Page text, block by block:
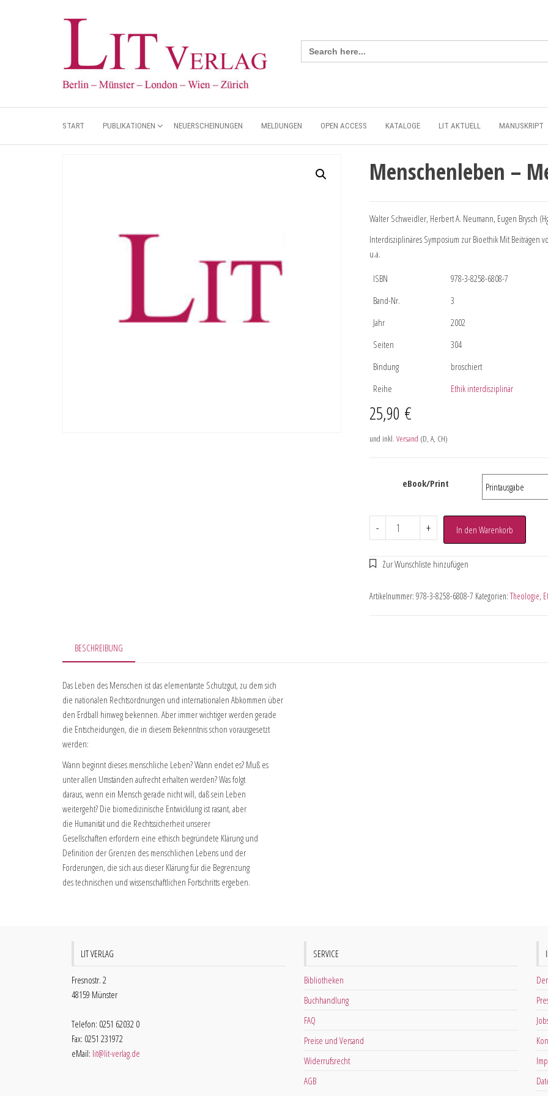
Search
for:
START PUBLIKATIONEN NEUERSCHEINUNGEN MELDUNGEN OPEN ACCESS KATALOGE LIT AKTUELL MANUSKRIPT
Menschenleben –
Walter Schweidler, Herbert A. Neumann, Eugen Brysch
Interdisziplinäres Symposium zur Bioethik Mit Beiträgen
u.a.
ISBN
978-3-8258-6808-7
Band-Nr.
3
Jahr
2002
Seiten
304
Bindung
broschiert
Reihe
Ethik interdisziplinär
25,90 €
und inkl. Versand (D, A, CH)
eBook/Print
- + In den Warenkorb
Artikelnummer: 978-3-8258-6808-7 Kategorien: Theologie,
BESCHREIBUNG
Das Leben des Menschen ist das elementarste Schutzgut, zu dem sich
die nationalen Rechtsordnungen und internationalen Abkommen über
den Erdball hinweg bekennen. Aber immer wichtiger werden gerade
die Entscheidungen, die in diesem Bekenntnis schon vorausgesetzt
werden:
Wann beginnt dieses menschliche Leben? Wann endet es? Muß es
unter allen Umständen aufrecht erhalten werden? Was folgt
daraus, wenn ein Mensch gerade nicht will, daß sein Leben
weitergeht? Die biomedizinische Entwicklung ist rasant, aber
die Humanität und die Rechtssicherheit unserer
Gesellschaften erfordern eine ethisch begründete Klärung und
Definition der Grenzen des menschlichen Lebens und der
Forderungen, die sich aus dieser Klärung für die Begrenzung
des technischen und wissenschaftlichen Fortschritts ergeben.
LIT VERLAG
Fresnostr. 2
48159 Münster
Telefon: 0251 62032 0
Fax: 0251 231972
eMail: lit@lit-verlag.de
SERVICE
Bibliotheken
Buchhandlung
FAQ
Preise und Versand
Widerrufsrecht
AGB